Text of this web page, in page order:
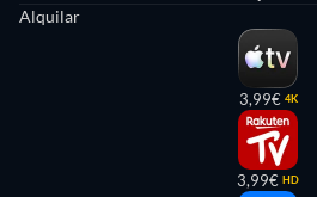
Alquilar
3,99€ 4K
3,99€ HD